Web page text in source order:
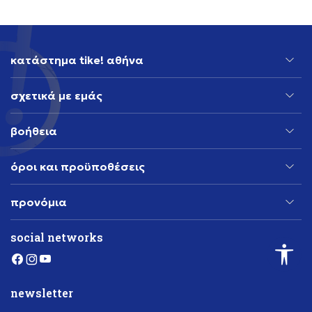
κατάστημα tike! αθήνα
σχετικά με εμάς
βοήθεια
όροι και προϋποθέσεις
προνόμια
social networks
newsletter